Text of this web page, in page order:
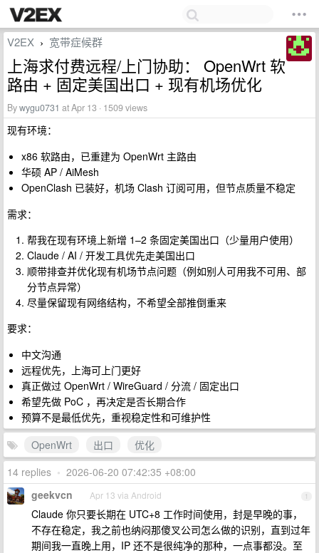
V2EX › 宽带症候群
上海求付费远程/上门协助： OpenWrt 软
路由 + 固定美国出口 + 现有机场优化
Bywygu0731 at Apr 13 · 1509 views
现有环境：
x86 软路由，已重建为 OpenWrt 主路由
华硕 AP / AiMesh
OpenClash 已装好，机场 Clash 订阅可用，但节点质量不稳定
需求：
帮我在现有环境上新增 1–2 条固定美国出口（少量用户使用）
Claude / AI / 开发工具优先走美国出口
顺带排查并优化现有机场节点问题（例如别人可用我不可用、部
分节点异常）
尽量保留现有网络结构，不希望全部推倒重来
要求：
中文沟通
远程优先，上海可上门更好
真正做过 OpenWrt / WireGuard / 分流 / 固定出口
希望先做 PoC ，再决定是否长期合作
预算不是最低优先，重视稳定性和可维护性
OpenWrt
出口
优化
14 replies • 2026-06-20 07:42:35 +08:00
1
geekvcn Apr 13 via Android
Claude 你只要长期在 UTC+8 工作时间使用，封是早晚的事，
不存在稳定，我之前也纳闷那傻叉公司怎么做的识别，直到过年
期间我一直晚上用，IP 还不是很纯净的那种，一点事都没。至